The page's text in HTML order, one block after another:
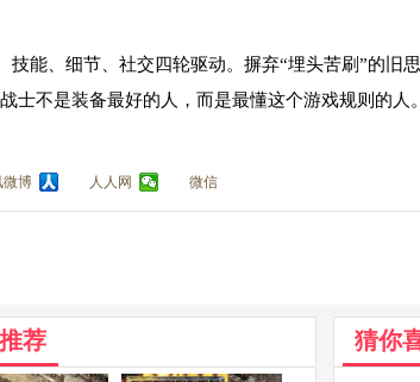
能、细节、社交四轮驱动。摒弃“埋头苦刷”的旧
士不是装备最好的人，而是最懂这个游戏规则的人
微博 人人网 微信
荐 猜你